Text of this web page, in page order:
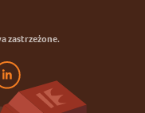
zastrzeżone.